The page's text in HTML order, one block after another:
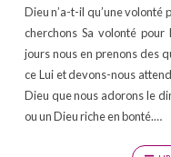
Dieu n’a-t-il qu’une volonté
cherchons Sa volonté
jours nous en prenons des
ce Lui et devons-nous
Dieu que nous adorons le
ou un Dieu riche en bonté.…